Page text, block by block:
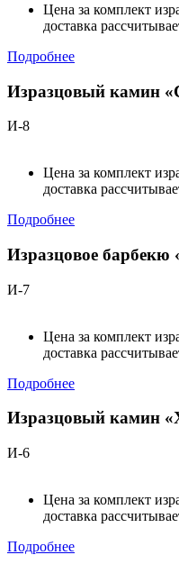
Цена за комплект
доставка
Подробнее
Изразцовый камин
И-8
Цена за комплект
доставка
Подробнее
Изразцовое барбекю
И-7
Цена за комплект
доставка
Подробнее
Изразцовый камин
И-6
Цена за комплект
доставка
Подробнее